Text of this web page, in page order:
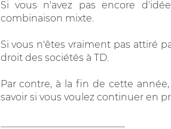
Si vous n'avez pas encore
combinaison mixte.
Si vous n'êtes vraiment pas attiré
droit des sociétés à TD.
Par contre, à la fin de cette
savoir si vous voulez continuer en